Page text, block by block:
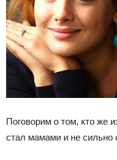
Поговорим о том, кто же
стал мамами и не сильно